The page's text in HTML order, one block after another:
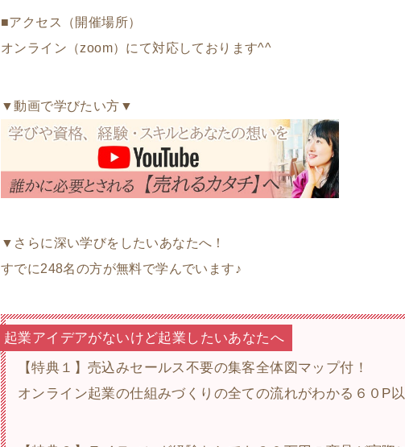
■アクセス（開催場所）
オンライン（zoom）にて対応しております^^
▼動画で学びたい方▼
▼さらに深い学びをしたいあなたへ！
すでに248名の方が無料で学んでいます♪
起業アイデアがないけど起業したいあなたへ
【特典１】売込みセールス不要の集客全体図マップ付！
オンライン起業の仕組みづくりの全ての流れがわかる６０P